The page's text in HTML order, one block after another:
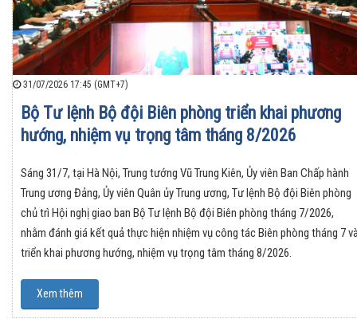
31/07/2026 17:45 (GMT+7)
Bộ Tư lệnh Bộ đội Biên phòng triển khai phương
hướng, nhiệm vụ trọng tâm tháng 8/2026
Sáng 31/7, tại Hà Nội, Trung tướng Vũ Trung Kiên, Ủy viên Ban Chấp hành
Trung ương Đảng, Ủy viên Quân ủy Trung ương, Tư lệnh Bộ đội Biên phòng
chủ trì Hội nghị giao ban Bộ Tư lệnh Bộ đội Biên phòng tháng 7/2026,
nhằm đánh giá kết quả thực hiện nhiệm vụ công tác Biên phòng tháng 7
triển khai phương hướng, nhiệm vụ trọng tâm tháng 8/2026.
Xem thêm